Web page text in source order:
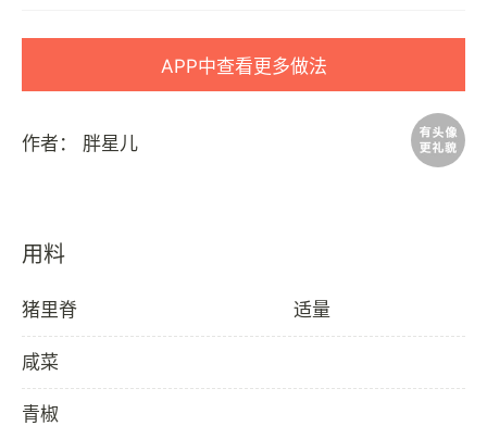
APP中查看更多做法
作者： 胖星儿
用料
猪里脊 适量
咸菜
青椒